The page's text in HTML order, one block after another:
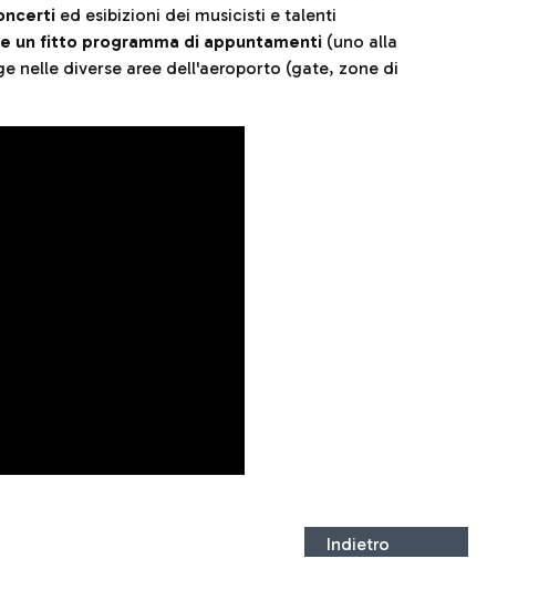
ed esibizioni dei musicisti e talenti
un fitto programma di appuntamenti (uno alla
nelle diverse aree dell'aeroporto (gate, zone di
Indietro